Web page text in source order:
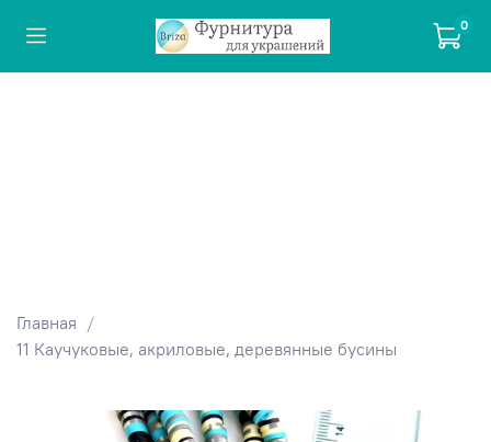
0
Главная
11 Каучуковые, акриловые, деревянные бусины